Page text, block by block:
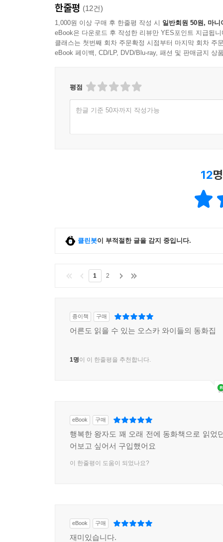
사교계의 댄디로 탐미적이고 향락적인 삶을 살
고통과 고독을 통해서만 실현될 수 있는 자기희
자세를 담고 있다. 작가의 가치관과 작품 간의 충
전해지는 회심은 그 전부터 작품에 스며들어 [전
상징이기 때문이다.
환상적인 이야기 속에 담긴 인간과 사회에 대한 통
주제들에 접근하는 또 다른 방식으로 동화를 택한
「행복한 왕자」의 조각상은 그 도시의 온갖 추
들어주는 제비 또한 사람들이 겪는 고통을 보
대목이다. 삯바느질하는 여인에게서는 그 시대
중엽의 입법 개정으로 한층 강화된 인클로저
와일드는 자신의 동화에 사회에 대한 날카로운
영향으로 가톨릭 개종 여부를 놓고 고민하던 와
「나이팅게일과 장미」에서 나이팅게일은 젊은
가진 모든 걸 희생하는 나이팅게일의 모습은 그리
「어부와 그의 영혼」은 인성의 분열이라는 주제
오스카 와일드에 대한 평가는 그 시대에 유행을
같은 이는 와일드에게서 니체 사상의 핵심들
한줄평 (12건)
1,000원 이상 구매 후 한줄평 작성 시 일반회원 50원, 마니
eBook은 다운로드 후 작성한 리뷰만 YES포인트 지급됩니
클래스는 첫번째 회차 주문확정 시점부터 마지막 회차 주
eBook 페이백, CD/LP, DVD/Blu-ray, 패션 및 판매금지 상
평점
한글 기준 50자까지 작성가능
12
클린봇이 부적절한 글을 감지 중입니다.
1 2
종이책 구매
어른도 읽을 수 있는 오스카 와이들의 동화집
1명이 이 한줄평을 추천합니다.
eBook 구매
행복한 왕자도 꽤 오래 전에 동화책으로 읽었
어보고 싶어서 구입했어요
이 한줄평이 도움이 되었나요?
eBook 구매
재미있습니다.